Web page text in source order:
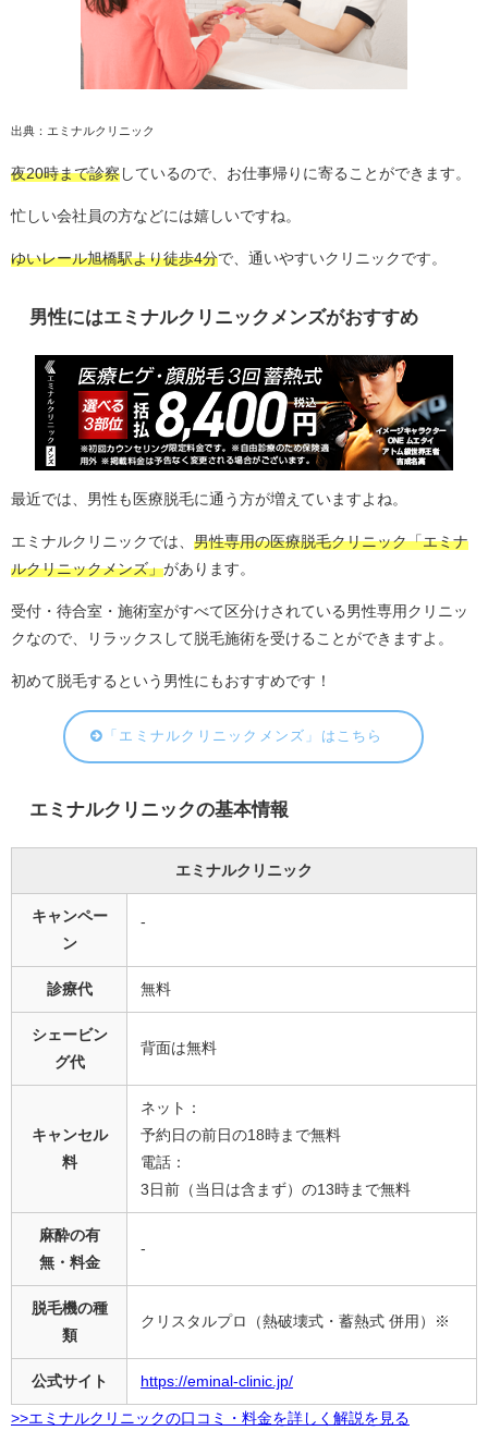
出典：エミナルクリニック
夜20時まで診察しているので、お仕事帰りに寄ることができます。
忙しい会社員の方などには嬉しいですね。
ゆいレール旭橋駅より徒歩4分で、通いやすいクリニックです。
男性にはエミナルクリニックメンズがおすすめ
最近では、男性も医療脱毛に通う方が増えていますよね。
エミナルクリニックでは、 男性専用の医療脱毛クリニック「エミナ
ルクリニックメンズ」があります。
受付・待合室・施術室がすべて区分けされている男性専用クリニッ
クなので、リラックスして脱毛施術を受けることができますよ。
初めて脱毛するという男性にもおすすめです！
「エミナルクリニックメンズ」はこちら
エミナルクリニックの基本情報
エミナルクリニック
キャンペー
ン
‐
診療代 無料
シェービン
グ代
背面は無料
キャンセル
料
ネット：
予約日の前日の18時まで無料
電話：
3日前（当日は含まず）の13時まで無料
麻酔の有
無・料金
-
脱毛機の種
類
クリスタルプロ（熱破壊式・蓄熱式 併用）※
公式サイト https://eminal-clinic.jp/
>>エミナルクリニックの口コミ・料金を詳しく解説を見る